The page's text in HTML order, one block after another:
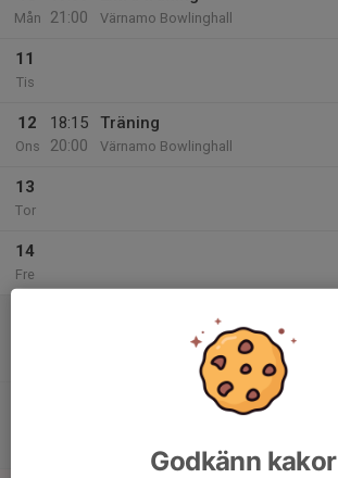
Mån
21:00
Värnamo Bowlinghall
11
Tis
12
Ons
18:15
20:00
Träning
Värnamo Bowlinghall
13
Tor
14
Fre
Match mot Vimmerby BK B
Div 5 Småland/Blekinge
Vimmerby Bowlinghall
Match mot IK Cyrus/JBK B
Jönköping - Bowling City
Godkänn kakor